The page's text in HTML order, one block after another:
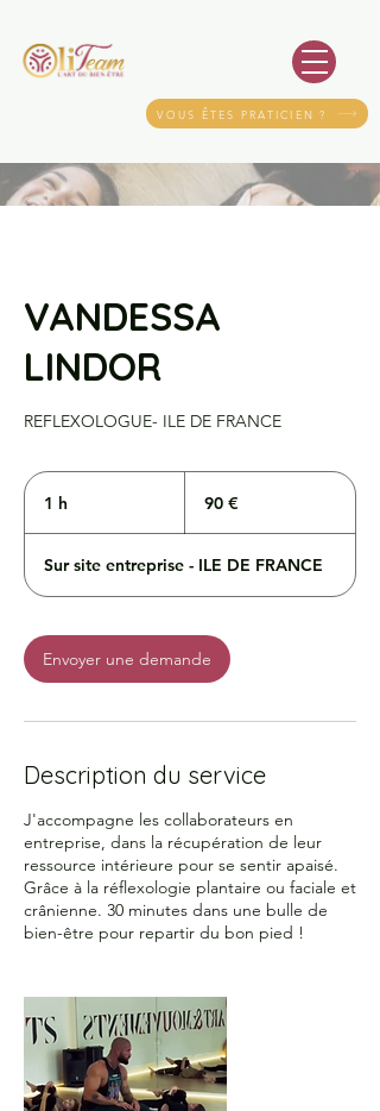
VOUS ÊTES PRATICIEN ?
VANDESSA
LINDOR
REFLEXOLOGUE- ILE DE FRANCE
1 h 90 €
Sur site entreprise - ILE DE FRANCE
Envoyer une demande
Description du service
J'accompagne les collaborateurs en
entreprise, dans la récupération de leur
ressource intérieure pour se sentir apaisé.
Grâce à la réflexologie plantaire ou faciale et
crânienne. 30 minutes dans une bulle de
bien-être pour repartir du bon pied !